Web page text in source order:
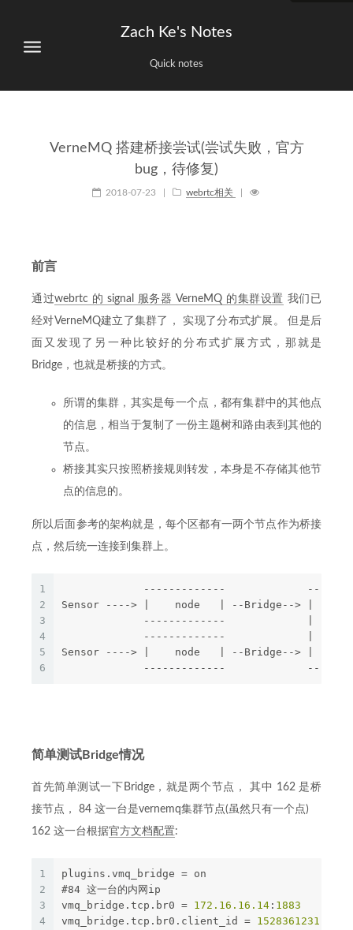
Zach Ke's Notes
Quick notes
VerneMQ 搭建桥接尝试(尝试失败，官方
bug，待修复)
2018-07-23 webrtc相关
前言
通过webrtc 的 signal 服务器 VerneMQ 的集群设置 我们已
经对VerneMQ建立了集群了， 实现了分布式扩展。 但是后
面又发现了另一种比较好的分布式扩展方式，那就是
Bridge，也就是桥接的方式。
所谓的集群，其实是每一个点，都有集群中的其他点
的信息，相当于复制了一份主题树和路由表到其他的
节点。
桥接其实只按照桥接规则转发，本身是不存储其他节
点的信息的。
所以后面参考的架构就是，每个区都有一两个节点作为桥接
点，然后统一连接到集群上。
1
2
3
4
5
6
-------------
Sensor ----> |    node   | --Bridge--> |
-------------             |
-------------             |
Sensor ----> |    node   | --Bridge--> |
-------------
简单测试Bridge情况
首先简单测试一下Bridge，就是两个节点， 其中 162 是桥
接节点， 84 这一台是vernemq集群节点(虽然只有一个点)
162 这一台根据官方文档配置:
1
2
3
4
plugins.vmq_bridge = on
#84 这一台的内网ip
vmq_bridge.tcp.br0 = 172.16 .16 .14 : 1883
vmq_bridge.tcp.br0.client_id = 1528361231